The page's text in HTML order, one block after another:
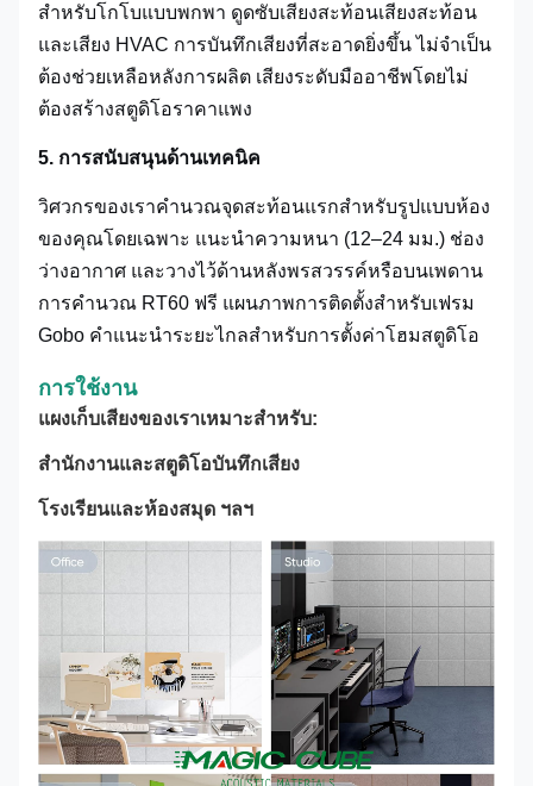
สำหรับโกโบแบบพกพา ดูดซับเสียงสะท้อนเสียงสะท้อน
และเสียง HVAC การบันทึกเสียงที่สะอาดยิ่งขึ้น ไม่จำเป็น
ต้องช่วยเหลือหลังการผลิต เสียงระดับมืออาชีพโดยไม่
ต้องสร้างสตูดิโอราคาแพง
5. การสนับสนุนด้านเทคนิค
วิศวกรของเราคำนวณจุดสะท้อนแรกสำหรับรูปแบบห้อง
ของคุณโดยเฉพาะ แนะนำความหนา (12–24 มม.) ช่อง
ว่างอากาศ และวางไว้ด้านหลังพรสวรรค์หรือบนเพดาน
การคำนวณ RT60 ฟรี แผนภาพการติดตั้งสำหรับเฟรม
Gobo คำแนะนำระยะไกลสำหรับการตั้งค่าโฮมสตูดิโอ
การใช้งาน
แผงเก็บเสียงของเราเหมาะสำหรับ:
สำนักงานและสตูดิโอบันทึกเสียง
โรงเรียนและห้องสมุด ฯลฯ